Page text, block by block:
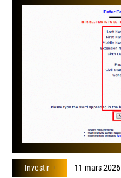
Investir 11 mars 2026